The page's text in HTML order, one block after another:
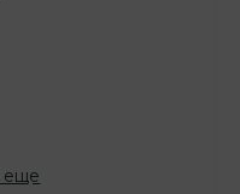
еще